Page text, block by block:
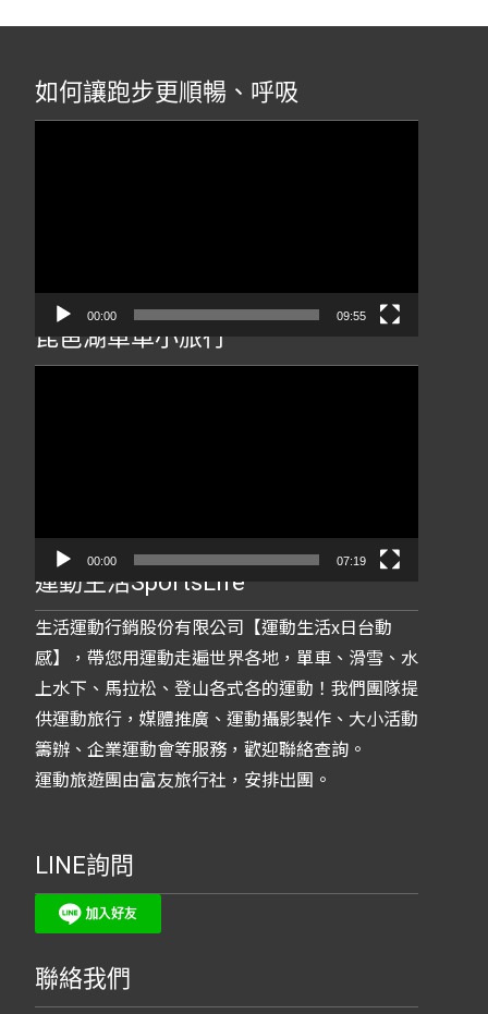
如何讓跑步更順暢、呼吸
00:00 09:55
琵琶湖單車小旅行
00:00 07:19
運動生活SportsLife
生活運動行銷股份有限公司【運動生活x日台動
感】，帶您用運動走遍世界各地，單車、滑雪、水
上水下、馬拉松、登山各式各的運動！我們團隊提
供運動旅行，媒體推廣、運動攝影製作、大小活動
籌辦、企業運動會等服務，歡迎聯絡查詢。
運動旅遊團由富友旅行社，安排出團。
LINE詢問
聯絡我們